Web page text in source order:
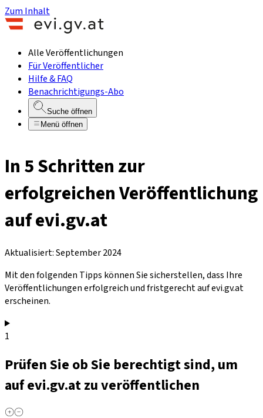
Zum Inhalt
Alle Veröffentlichungen
Für Veröffentlicher
Hilfe & FAQ
Benachrichtigungs-Abo
Suche öffnen
Menü öffnen
In 5 Schritten zur
erfolgreichen Veröffentlichung
auf evi.gv.at
Aktualisiert: September 2024
Mit den folgenden Tipps können Sie sicherstellen, dass Ihre
Veröffentlichungen erfolgreich und fristgerecht auf evi.gv.at
erscheinen.
1
Prüfen Sie ob Sie berechtigt sind, um
auf evi.gv.at zu veröffentlichen